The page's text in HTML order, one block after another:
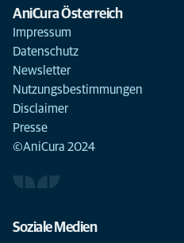
AniCura Österreich
Impressum
Datenschutz
Newsletter
Nutzungsbestimmungen
Disclaimer
Presse
©AniCura 2024
Soziale Medien